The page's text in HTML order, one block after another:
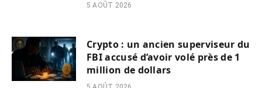
5 AOÛT 2026
Crypto : un ancien superviseur du
FBI accusé d’avoir volé près de 1
million de dollars